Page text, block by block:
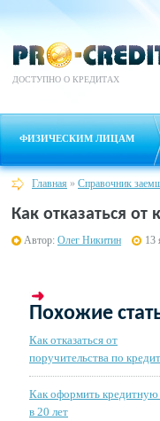
ДОСТУПНО О КРЕДИТАХ
ФИЗИЧЕСКИМ ЛИЦАМ
Главная » Справочник
Как отказаться от
Автор: Олег Никитин 13
Похожие
Как отказаться от
поручительства по
Как оформить кредитную
в 20 лет